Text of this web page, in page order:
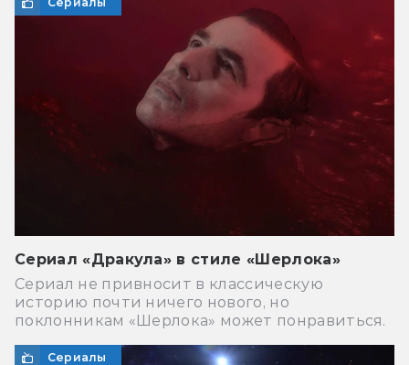
Сериал «Дракула» в стиле «Шерлока»
Сериал не привносит в классическую
историю почти ничего нового, но
поклонникам «Шерлока» может понравиться.
Сериалы